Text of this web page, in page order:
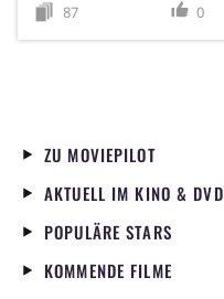
87 0
ZU MOVIEPILOT
AKTUELL IM KINO & DVD
POPULÄRE STARS
KOMMENDE FILME